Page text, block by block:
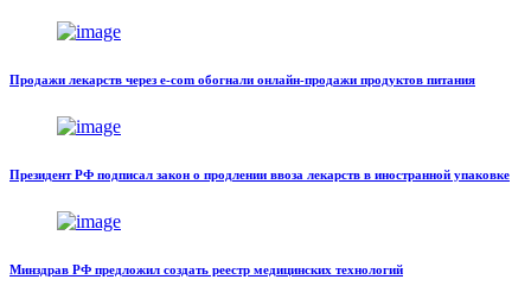
Продажи лекарств через e-com обогнали онлайн-продажи продуктов питания
Президент РФ подписал закон о продлении ввоза лекарств в иностранной упаковке
Минздрав РФ предложил создать реестр медицинских технологий